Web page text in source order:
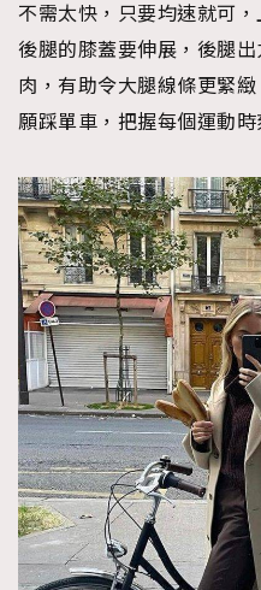
不需太快，只要均速就可
後腿的膝蓋要伸展，後腿
肉，有助令大腿線條更緊
願踩單車，把握每個運動時